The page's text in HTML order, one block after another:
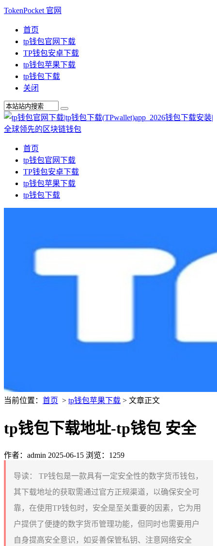
TokenPocket 官网
首页
tp钱包官网下载
TP钱包安卓下载
tp钱包苹果下载
tp钱包下载
关闭
首页
tp钱包官网下载
TP钱包安卓下载
tp钱包苹果下载
tp钱包下载
当前位置： 首页 > tp钱包苹果下载 > 文章正文
tp钱包下载地址-tp钱包 安全
作者：admin 2025-06-15 浏览：1259
导读：
TP钱包是一款具有一定安全性的数字货币钱包，
其下载地址的获取需通过官方正规渠道，以确保安全可
靠，在使用TP钱包时，安全是至关重要的因素，它为用
户提供了便捷的数字货币管理功能，但同时也需要用户
自身提高安全意识，如妥善保管私钥、注意网络安全